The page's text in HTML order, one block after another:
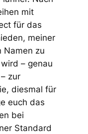
mit
für das
meiner
Namen zu
– genau
zur
diesmal für
euch das
bei
Standard